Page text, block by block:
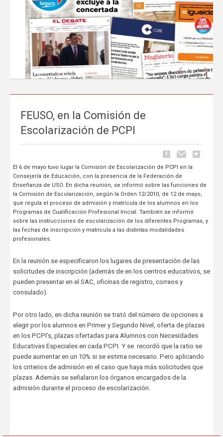
La prensa nacional se hace eco del liderazgo
de FEUSO frente al Proyecto de Ley que
excluye a la concertada
06 de Mayo, publicado en Carrusel
La tramitación del Proyecto de Ley de reducción de la jornada
lectiva del profesorado ha comenzado a ocupar espacio en los
principales medios de comunicación nacionales. FEUSO ha sido el
primer sindicato en dar un paso al frentepara denunciar...
Anterior
FEUSO, en la Comisión de
Escolarización de PCPI
El 6 de mayo tuvo lugar la Comisión de Escolarización de PCPI en la
Consejería de Educación, con la presencia de la Federación de
Enseñanza de USO. En dicha reunión, se informó sobre las funciones de
la Comisión de Escolarización, según la Orden 12/2010, de 12 de mayo,
que regula el proceso de admisión y matrícula de los alumnos en los
Programas de Cualificación Profesional Inicial. También se informó
sobre las instrucciones de escolarización de los diferentes Programas, y
las fechas de inscripción y matrícula a las distintas modalidades
profesionales.
En la reunión se especificaron los lugares de presentación de las
solicitudes de inscripción (además de en los centros educativos, se
pueden presentar en el SAC, oficinas de registro, correos y
consulado).
Por otro lado, en dicha reunión se trató del número de opciones a
elegir por los alumnos en Primer y Segundo Nivel, oferta de plazas
en los PCPI’s, plazas ofertadas para Alumnos con Necesidades
Educativas Especiales en cada PCPI. Y se recordó que la ratio se
puede aumentar en un 10% si se estima necesario. Pero aplicando
los criterios de admisión en el caso que haya más solicitudes que
plazas. Además se señalaron los órganos encargados de la
admisión durante el proceso de escolarización.